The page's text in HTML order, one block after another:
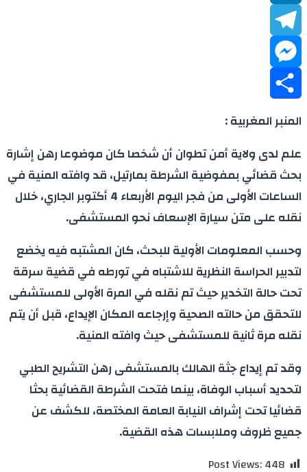
LinkedIn
Telegram
Messenger
Share
المنبر المغربية :
علم لدى ولاية أمن تطوان أن شخصا كان موضوعا رهن إشارة
بحث قضائي بمفوضية الشرطة بمارتيل، قد وافته المنية في
الساعات الأولى من فجر اليوم الأربعاء 4 أكتوبر الجاري، خلال
نقله على متن سيارة الإسعاف نحو المستشفى.
وحسب المعلومات الأولية للبحث، كان المشتبه فيه يخضع
لتدبير الحراسة النظرية للاشتباه في تورطه في قضية سرقة
تحت حالة التخدير حيث تم نقله في المرة الأولى للمستشفى
للتحقق من حالته الصحية وإرجاعه المكان الإيداع، قبل أن يتم
نقله مرة ثانية للمستشفى حيث وافته المنية.
وقد تم إيداع جثة الهالك بالمستشفى رهن التشريح الطبي
لتحديد أسباب الوفاة، بينما فتحت الشرطة القضائية بحثا
قضائيا تحت إشراف النيابة العامة المختصة، للكشف عن
جميع ظروف وملابسات هذه القضية.
Post Views:448